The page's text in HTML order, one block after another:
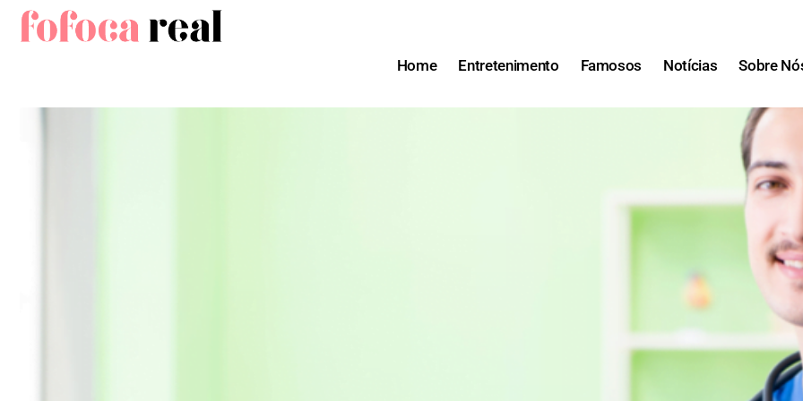
Home Entretenimento Famosos Notícias Sobre